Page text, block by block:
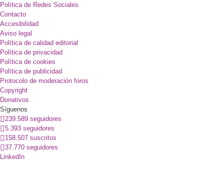
Política de Redes Sociales
Contacto
Accesibilidad
Aviso legal
Política de calidad editorial
Política de privacidad
Política de cookies
Política de publicidad
Protocolo de moderación foros
Copyright
Donativos
Síguenos
239.589 seguidores
5.393 seguidores
158.507 suscritos
37.770 seguidores
LinkedIn